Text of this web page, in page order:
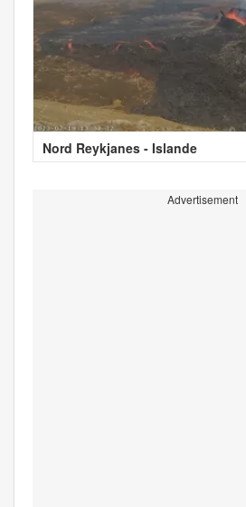
Nord Reykjanes - Islande
Advertisement